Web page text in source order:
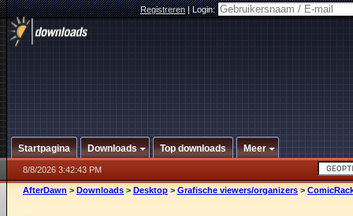
Registreren|Login:
Startpagina Downloads Top downloads Meer
8/8/2026 3:42:43 PM
AfterDawn > Downloads > Desktop > Grafische viewers/organizers >